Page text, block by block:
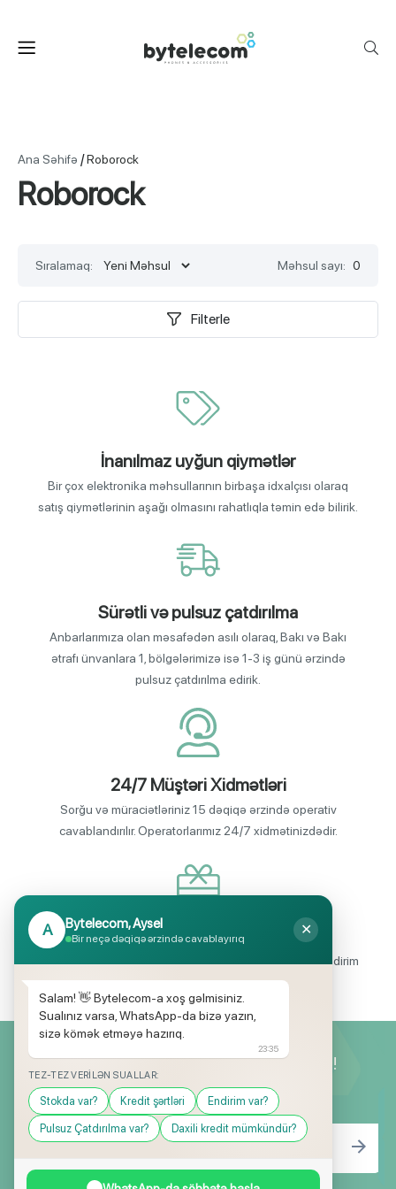
Ana Səhifə /Roborock
Roborock
Sıralamaq: Məhsul sayı: 0
Filterle
İnanılmaz uyğun qiymətlər
Bir çox elektronika məhsullarının birbaşa idxalçısı olaraq
satış qiymətlərinin aşağı olmasını rahatlıqla təmin edə bilirik.
Sürətli və pulsuz çatdırılma
Anbarlarımıza olan məsafədən asılı olaraq, Bakı və Bakı
ətrafı ünvanlara 1, bölgələrimizə isə 1-3 iş günü ərzində
pulsuz çatdırılma edirik.
24/7 Müştəri Xidmətləri
Sorğu və müraciətləriniz 15 dəqiqə ərzində operativ
cavablandırılır. Operatorlarımız 24/7 xidmətinizdədir.
Endirimli məhsul seçimi
Mağazalarımızda mütəmadi olaraq, yüksək məbləğli endirim
və hədiyyə kampaniyaları keçirilir.
Yeniliklərimizdən ilk siz xəbərdar olun!
A Bytelecom, Aysel
Bir neçə dəqiqə ərzində cavablayırıq
✕
Salam! 👋 Bytelecom-a xoş gəlmisiniz.
Sualınız varsa, WhatsApp-da bizə yazın,
sizə kömək etməyə hazırıq.
23:35
TEZ-TEZ VERILƏN SUALLAR:
Stokda var? Kredit şərtləri Endirim var?
Pulsuz Çatdırılma var? Daxili kredit mümkündür?